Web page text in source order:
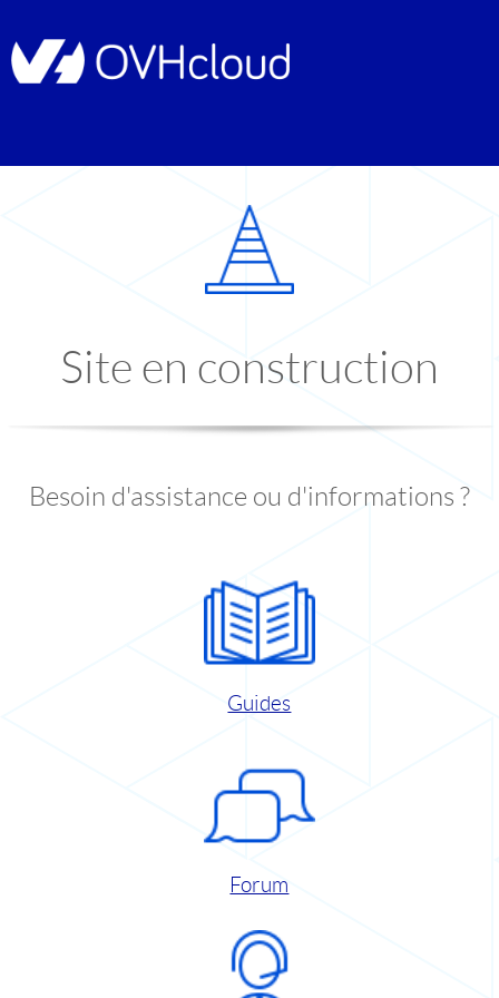
Site en construction
Besoin d'assistance ou d'informations ?
Guides
Forum